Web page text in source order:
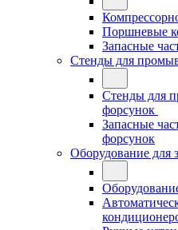
Поршневые
Запасные
Стенды для
Стенды для
форсунок
Запасные
форсунок
Оборудование для